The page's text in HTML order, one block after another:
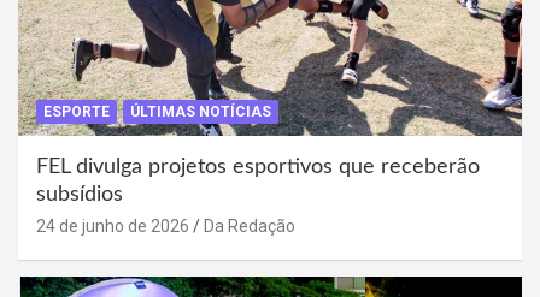
ESPORTE ÚLTIMAS NOTÍCIAS
FEL divulga projetos esportivos que receberão
subsídios
24 de junho de 2026 Da Redação